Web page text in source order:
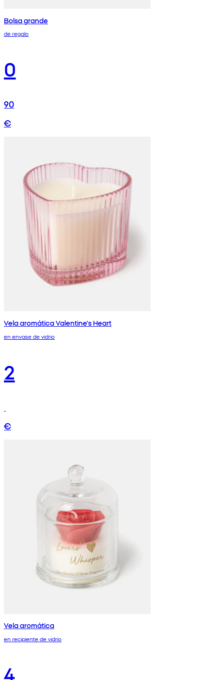
Bolsa grande
de regalo
0
90
€
Vela aromática Valentine's Heart
en envase de vidrio
2
€
Vela aromática
en recipiente de vidrio
4